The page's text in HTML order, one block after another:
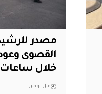
مصدر
القصوى
خلال ساعات
قبل يومين